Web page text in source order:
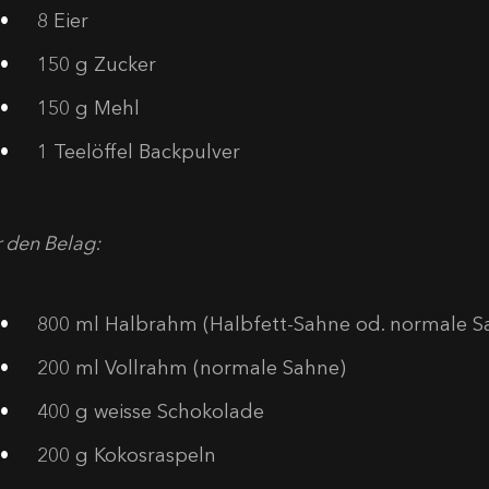
8 Eier
150 g Zucker
150 g Mehl
1 Teelöffel Backpulver
den Belag:
800 ml Halbrahm (Halbfett-Sahne od. normale
200 ml Vollrahm (normale Sahne)
400 g weisse Schokolade
200 g Kokosraspeln